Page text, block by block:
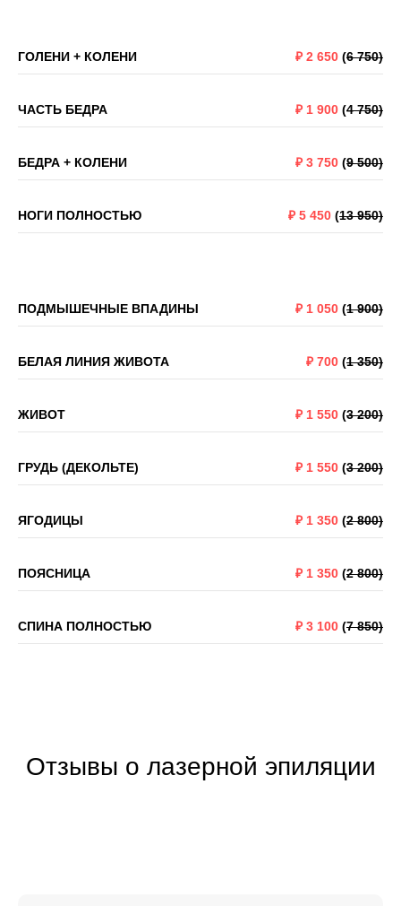
ГОЛЕНИ + КОЛЕНИ ₽ 2 650 (6 750)
ЧАСТЬ БЕДРА ₽ 1 900 (4 750)
БЕДРА + КОЛЕНИ ₽ 3 750 (9 500)
НОГИ ПОЛНОСТЬЮ ₽ 5 450 (13 950)
ПОДМЫШЕЧНЫЕ ВПАДИНЫ ₽ 1 050 (1 900)
БЕЛАЯ ЛИНИЯ ЖИВОТА ₽ 700 (1 350)
ЖИВОТ ₽ 1 550 (3 200)
ГРУДЬ (ДЕКОЛЬТЕ) ₽ 1 550 (3 200)
ЯГОДИЦЫ ₽ 1 350 (2 800)
ПОЯСНИЦА ₽ 1 350 (2 800)
СПИНА ПОЛНОСТЬЮ ₽ 3 100 (7 850)
Отзывы о лазерной эпиляции